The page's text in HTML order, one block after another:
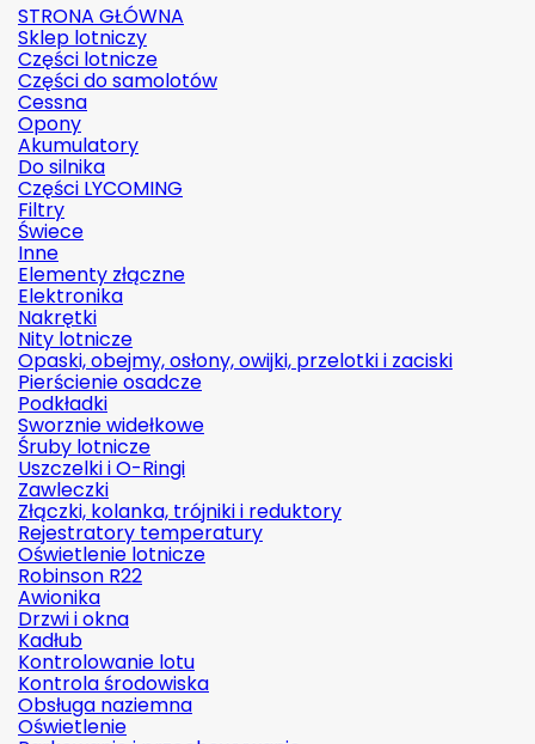
STRONA GŁÓWNA
Sklep lotniczy
Części lotnicze
Części do samolotów
Cessna
Opony
Akumulatory
Do silnika
Części LYCOMING
Filtry
Świece
Inne
Elementy złączne
Elektronika
Nakrętki
Nity lotnicze
Opaski, obejmy, osłony, owijki, przelotki i zaciski
Pierścienie osadcze
Podkładki
Sworznie widełkowe
Śruby lotnicze
Uszczelki i O-Ringi
Zawleczki
Złączki, kolanka, trójniki i reduktory
Rejestratory temperatury
Oświetlenie lotnicze
Robinson R22
Awionika
Drzwi i okna
Kadłub
Kontrolowanie lotu
Kontrola środowiska
Obsługa naziemna
Oświetlenie